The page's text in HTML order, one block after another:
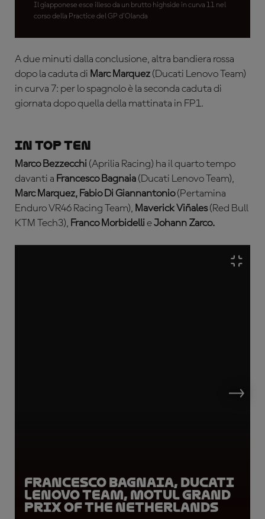
Il giapponese esce illeso da un brutto highside in curva 11 nel
corso della Practice del GP d'Olanda
A due minuti dalla conclusione, altra bandiera rossa
dopo la caduta di Marc Marquez (Ducati Lenovo Team)
in curva 7: per lo spagnolo è la seconda caduta di
giornata dopo quella della mattinata in FP1.
In top ten
Marco Bezzecchi (Aprilia Racing) ha il quarto tempo
davanti a Francesco Bagnaia (Ducati Lenovo Team),
Marc Marquez, Fabio Di Giannantonio(Pertamina
Enduro VR46 Racing Team), Maverick Viñales(Red Bull
KTM Tech3), Franco Morbidelli eJohann Zarco.
Francesco Bagnaia, Ducati
Lenovo Team, Motul Grand
Prix of the Netherlands